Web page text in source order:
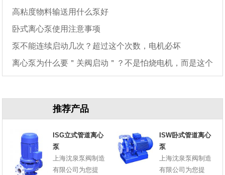
高粘度物料输送用什么泵好
卧式离心泵使用注意事项
泵不能连续启动几次？超过这个次数，电机必坏
离心泵为什么要＂关阀启动＂？不是怕烧电机，而是这个
推荐产品
ISG立式管道离心
泵
上海沈泉泵阀制造
有限公司为您提
ISW卧式管道离心
泵
上海沈泉泵阀制造
有限公司为您提